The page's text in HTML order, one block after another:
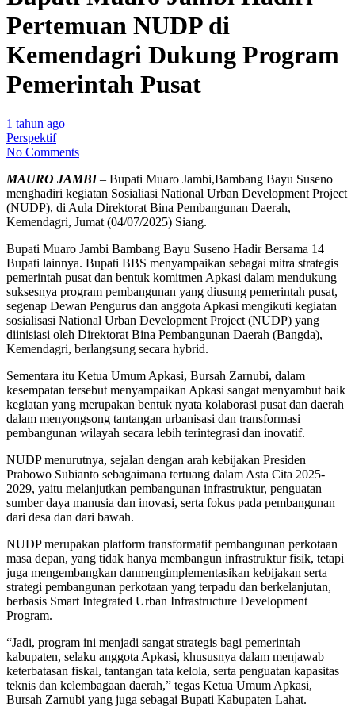
Pertemuan NUDP di
Kemendagri Dukung Program
Pemerintah Pusat
1 tahun ago
Perspektif
No Comments
MAURO JAMBI– Bupati Muaro Jambi,Bambang Bayu Suseno
menghadiri kegiatan Sosialiasi National Urban Development Project
(NUDP), di Aula Direktorat Bina Pembangunan Daerah,
Kemendagri, Jumat (04/07/2025) Siang.
Bupati Muaro Jambi Bambang Bayu Suseno Hadir Bersama 14
Bupati lainnya. Bupati BBS menyampaikan sebagai mitra strategis
pemerintah pusat dan bentuk komitmen Apkasi dalam mendukung
suksesnya program pembangunan yang diusung pemerintah pusat,
segenap Dewan Pengurus dan anggota Apkasi mengikuti kegiatan
sosialisasi National Urban Development Project (NUDP) yang
diinisiasi oleh Direktorat Bina Pembangunan Daerah (Bangda),
Kemendagri, berlangsung secara hybrid.
Sementara itu Ketua Umum Apkasi, Bursah Zarnubi, dalam
kesempatan tersebut menyampaikan Apkasi sangat menyambut baik
kegiatan yang merupakan bentuk nyata kolaborasi pusat dan daerah
dalam menyongsong tantangan urbanisasi dan transformasi
pembangunan wilayah secara lebih terintegrasi dan inovatif.
NUDP menurutnya, sejalan dengan arah kebijakan Presiden
Prabowo Subianto sebagaimana tertuang dalam Asta Cita 2025-
2029, yaitu melanjutkan pembangunan infrastruktur, penguatan
sumber daya manusia dan inovasi, serta fokus pada pembangunan
dari desa dan dari bawah.
NUDP merupakan platform transformatif pembangunan perkotaan
masa depan, yang tidak hanya membangun infrastruktur fisik, tetapi
juga mengembangkan danmengimplementasikan kebijakan serta
strategi pembangunan perkotaan yang terpadu dan berkelanjutan,
berbasis Smart Integrated Urban Infrastructure Development
Program.
“Jadi, program ini menjadi sangat strategis bagi pemerintah
kabupaten, selaku anggota Apkasi, khususnya dalam menjawab
keterbatasan fiskal, tantangan tata kelola, serta penguatan kapasitas
teknis dan kelembagaan daerah,” tegas Ketua Umum Apkasi,
Bursah Zarnubi yang juga sebagai Bupati Kabupaten Lahat.